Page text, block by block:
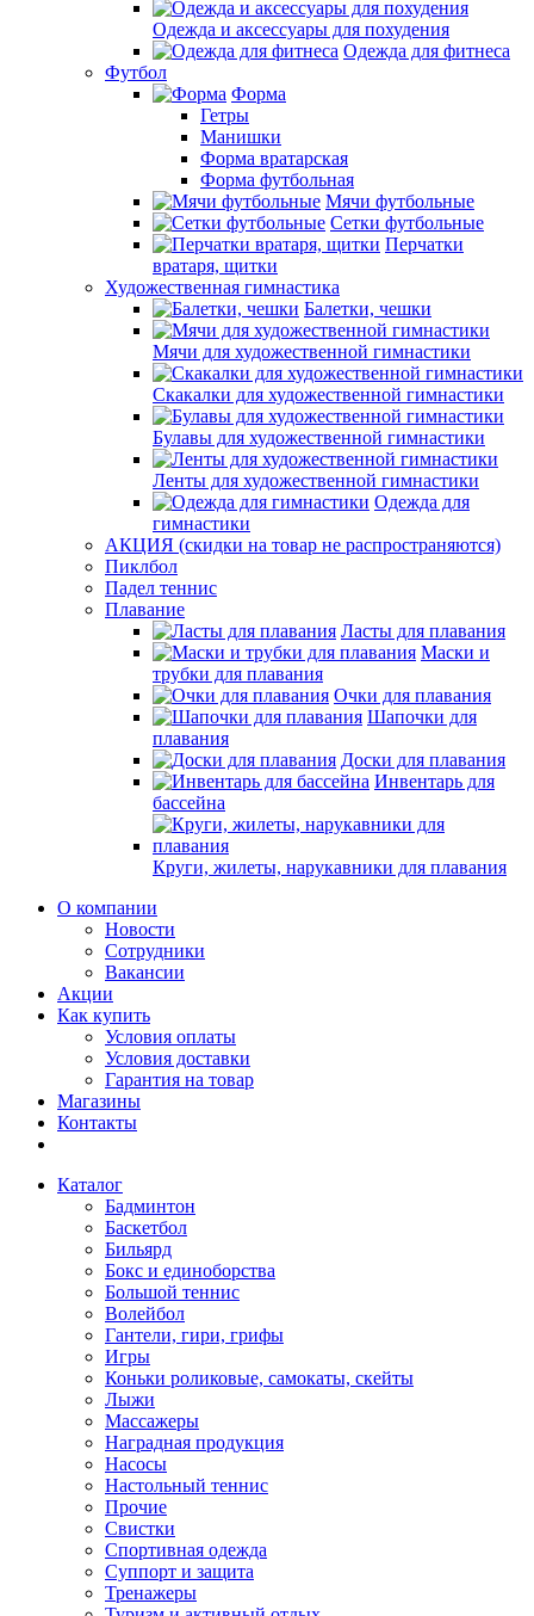
Одежда и аксессуары для похудения
Одежда для фитнеса
Футбол
Форма
Гетры
Манишки
Форма вратарская
Форма футбольная
Мячи футбольные
Сетки футбольные
Перчатки
вратаря, щитки
Художественная гимнастика
Балетки, чешки
Мячи для художественной гимнастики
Скакалки для художественной гимнастики
Булавы для художественной гимнастики
Ленты для художественной гимнастики
Одежда для
гимнастики
АКЦИЯ (скидки на товар не распространяются)
Пиклбол
Падел теннис
Плавание
Ласты для плавания
Маски и
трубки для плавания
Очки для плавания
Шапочки для
плавания
Доски для плавания
Инвентарь для
бассейна
Круги, жилеты, нарукавники для плавания
О компании
Новости
Сотрудники
Вакансии
Акции
Как купить
Условия оплаты
Условия доставки
Гарантия на товар
Магазины
Контакты
Каталог
Бадминтон
Баскетбол
Бильярд
Бокс и единоборства
Большой теннис
Волейбол
Гантели, гири, грифы
Игры
Коньки роликовые, самокаты, скейты
Лыжи
Массажеры
Наградная продукция
Насосы
Настольный теннис
Прочие
Свистки
Спортивная одежда
Суппорт и защита
Тренажеры